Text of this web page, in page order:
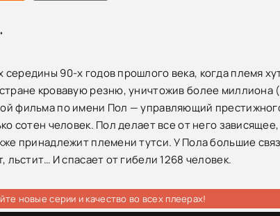
90-х годов прошлого века, когда племя
кровавую резню, уничтожив более миллиона
фильма по имени Пол — управляющий
сотен человек. Пол делает все от него
принадлежит племени тутси. У Пола большие
И спасает от гибели 1268 человек.
новые серии и качество во всех плеерах!